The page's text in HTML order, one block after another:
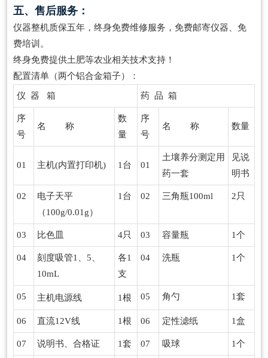
五、售后服务：
仪器整机质保五年，终身免费维修服务，免费邮寄仪器、免
费培训。
终身免费提供土肥等农业相关技术支持！
配置清单（两个铝合金箱子）：
仪 器 箱 药 品 箱
序
号
名 称
数
量
序
号
名 称 数量
01 主机(内置打印机) 1台 01
土壤养分测定用
药一套
见说
明书
02
电子天平
（100g/0.01g）
1台 02 三角瓶100ml 2只
03 比色皿 4只 03 容量瓶 1个
04
刻度吸管1、5、
10mL
各1
支
04 洗瓶 1个
05 主机电源线 1根 05 角勺 1套
06 直流12V线 1根 06 定性滤纸 1盒
07 说明书、合格证 1套 07 吸球 1个